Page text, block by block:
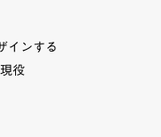
インする
役